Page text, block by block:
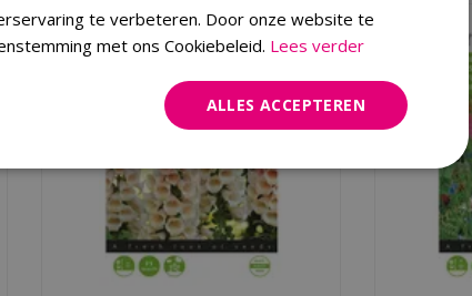
te verbeteren. Door onze website te
met ons Cookiebeleid. Lees verder
ALLES ACCEPTEREN